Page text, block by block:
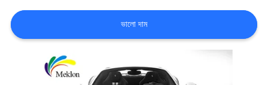
করুন
ভালো দাম